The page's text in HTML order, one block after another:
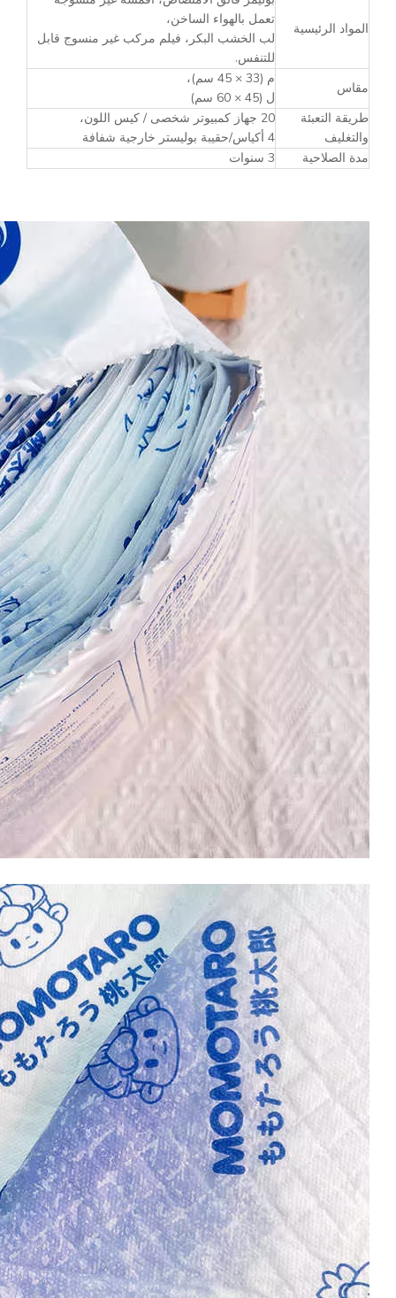
المواد الرئيسية
تعمل بالهواء الساخن،
لب الخشب البكر، فيلم مركب غير منسوج قابل
للتنفس.
مقاس
م (33 × 45 سم)،
ل (45 × 60 سم)
طريقة التعبئة
والتغليف
20 جهاز كمبيوتر شخصى / كيس اللون،
4 أكياس/حقيبة بوليستر خارجية شفافة
مدة الصلاحية
3 سنوات